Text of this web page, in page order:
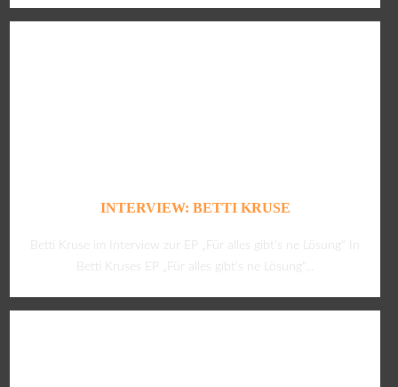
INTERVIEW: BETTI KRUSE
Betti Kruse im Interview zur EP „Für alles gibt’s ne Lösung“ In
Betti Kruses EP „Für alles gibt’s ne Lösung“...